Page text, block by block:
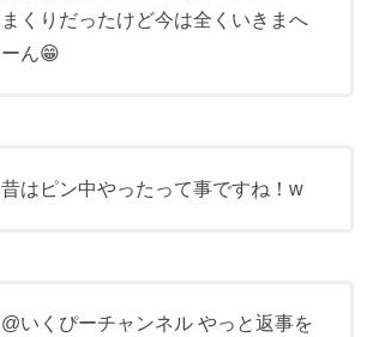
まくりだったけど今は全くいきまへ
ーん😁
昔はピン中やったって事ですね！w
@いくぴーチャンネル やっと返事を